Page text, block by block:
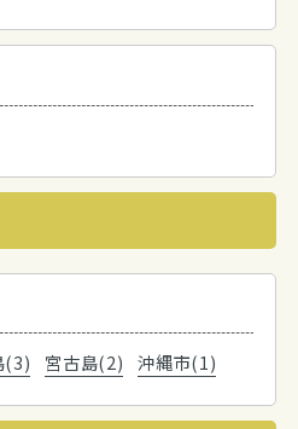
(3) 宮古島(2) 沖縄市(1)